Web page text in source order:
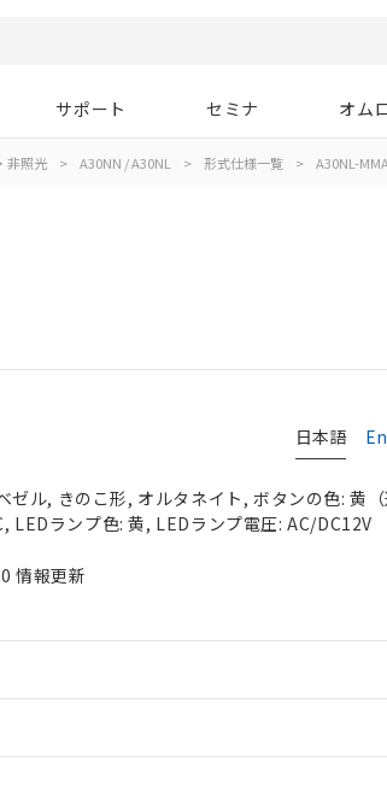
サポート セミナ オム
非照光 > A30NN / A30NL > 形式仕様一覧 > A30NL-
日本語
ル, きのこ形, オルタネイト, ボタンの色: 黄
LEDランプ色: 黄, LEDランプ電圧: AC/DC12V
情報更新